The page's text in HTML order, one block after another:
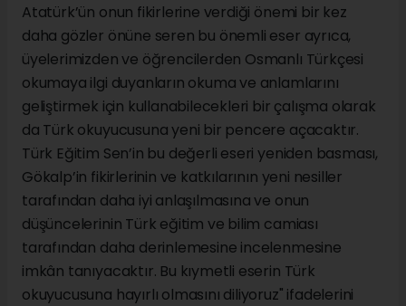
Atatürk’ün onun fikirlerine verdiği önemi bir kez
daha gözler önüne seren bu önemli eser ayrıca,
üyelerimizden ve öğrencilerden Osmanlı Türkçesi
okumaya ilgi duyanların okuma ve anlamlarını
geliştirmek için kullanabilecekleri bir çalışma olarak
da Türk okuyucusuna yeni bir pencere açacaktır.
Türk Eğitim Sen’in bu değerli eseri yeniden basması,
Gökalp’in fikirlerinin ve katkılarının yeni nesiller
tarafından daha iyi anlaşılmasına ve onun
düşüncelerinin Türk eğitim ve bilim camiası
tarafından daha derinlemesine incelenmesine
imkân tanıyacaktır. Bu kıymetli eserin Türk
okuyucusuna hayırlı olmasını diliyoruz" ifadelerini